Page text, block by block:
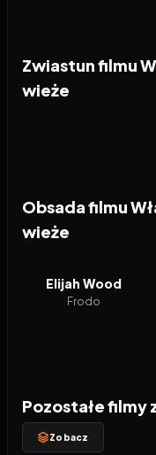
Zwiastun filmu
wieże
Obsada filmu
wieże
Elijah Wood
Frodo
Pozostałe filmy
Zobacz